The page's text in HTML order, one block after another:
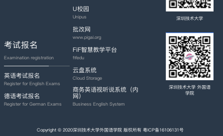
U校园
Unipus
批改网
www.pigai.org
FiF智慧教学平台
fifedu
云盘系统
Cloud Storage
商务英语视听说系统（内
网）
Business English System
考试报名
Examination registration
英语考试报名
Register for English Exams
德语考试报名
Register for German Exams
深圳技术大学
深圳技术大学 外国语
学院
Copyright © 2020深圳技术大学外国语学院 版权所有 粤ICP备16106131号